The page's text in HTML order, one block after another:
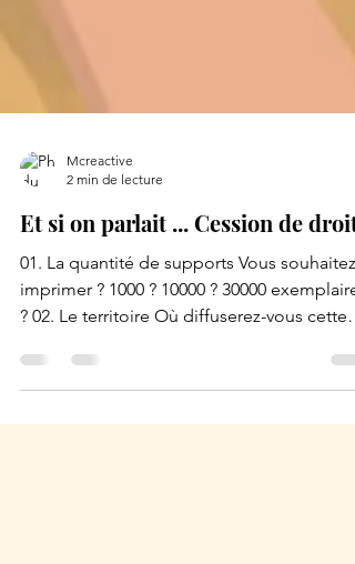
Mcreactive
2 min de lecture
Et si on parlait ... Cession de droit
01. La quantité de supports Vous souhaitez
imprimer ? 1000 ? 10000 ? 30000